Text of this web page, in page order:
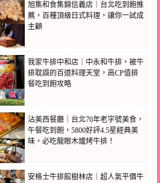
旭集和食集錦信義店｜台北吃到飽推
薦，百種頂級日式料理，讓你一試成
主顧
我家牛排中和店｜中永和牛排，被牛
排耽誤的百道料理天堂，高CP值排
餐吃到飽攻略
沾美西餐廳｜台北70年老字號美食，
午餐吃到飽，5800好評4.5星經典美
味，必吃龍眼木爐烤牛排！
安格士牛排館樹林店｜超人氣平價牛